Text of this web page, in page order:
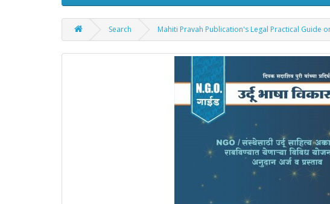
Search Mahiti Pravah Publication's Legal Practical Guide